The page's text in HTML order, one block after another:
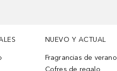
NUEVO Y ACTUAL
Fragrancias de verano
Cofres de regalo